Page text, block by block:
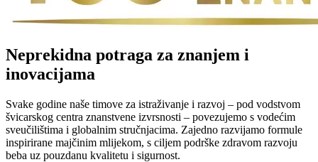
Neprekidna potraga za znanjem i
inovacijama
Svake godine naše timove za istraživanje i razvoj – pod vodstvom
švicarskog centra znanstvene izvrsnosti – povezujemo s vodećim
sveučilištima i globalnim stručnjacima. Zajedno razvijamo formule
inspirirane majčinim mlijekom, s ciljem podrške zdravom razvoju
beba uz pouzdanu kvalitetu i sigurnost.